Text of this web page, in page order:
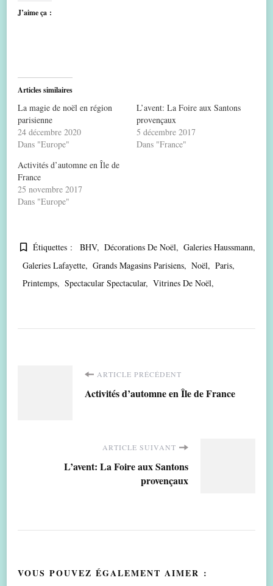
J’aime ça :
Articles similaires
La magie de noël en région
parisienne
24 décembre 2020
Dans "Europe"
L’avent: La Foire aux Santons
provençaux
5 décembre 2017
Dans "France"
Activités d’automne en Île de
France
25 novembre 2017
Dans "Europe"
Étiquettes : BHV Décorations De Noël
Galeries Haussmann
Galeries Lafayette
Grands Magasins Parisiens Noël
Paris
Printemps
Spectacular Spectacular Vitrines De Noël
NavigationARTICLE PRÉCÉDENT
Activités d’automne en Île de France
ARTICLE SUIVANT
L’avent: La Foire aux Santons
provençaux
VOUS POUVEZ ÉGALEMENT AIMER :